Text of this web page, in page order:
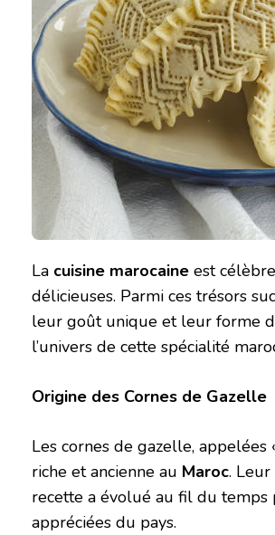
La cuisine marocaine est
délicieuses. Parmi ces trésors
leur goût unique et leur forme
l’univers de cette spécialité
Origine des Cornes de Gazelle
Les cornes de gazelle, appelées
riche et ancienne au Maroc.
recette a évolué au fil du temps
appréciées du pays.